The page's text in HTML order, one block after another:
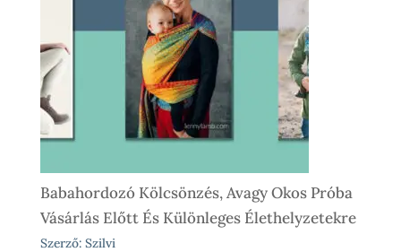
Így
Működik
Nálunk
Babahordozó Kölcsönzés, Avagy Okos Próba
Vásárlás Előtt És Különleges Élethelyzetekre
Szerző: Szilvi